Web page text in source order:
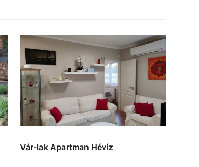
Vár-lak Apartman Hévíz